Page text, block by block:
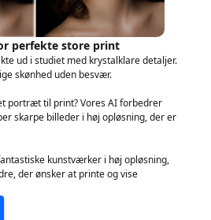
perfekte store print
ud i studiet med krystalklare detaljer.
skønhed uden besvær.
portræt til print? Vores AI forbedrer
skarpe billeder i høj opløsning, der er
kunstværker i høj opløsning,
der ønsker at printe og vise